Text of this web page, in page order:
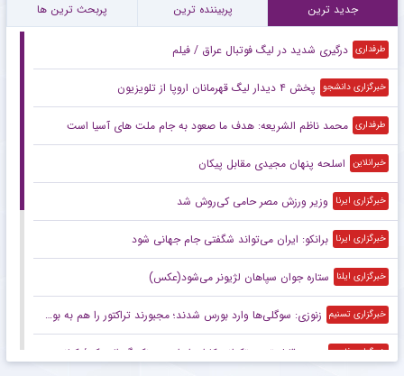
جدید ترین پربیننده ترین پربحث ترین ها
طرفداری درگیری شدید در لیگ فوتبال عراق / فیلم
خبرگزاری دانشجو پخش ۴ دیدار لیگ قهرمانان اروپا از تلویزیون
طرفداری محمد ناظم الشریعه: هدف ما صعود به جام ملت های آسیا است
خبرانلاین اسلحه پنهان مجیدی مقابل پیکان
خبرگزاری ایرنا وزیر ورزش مصر حامی کی‌روش شد
خبرگزاری ایرنا برانکو: ایران می‌تواند شگفتی جام جهانی شود
خبرگزاری ایلنا ستاره جوان سپاهان لژیونر می‌شود(عکس)
خبرگزاری تسنیم زنوزی: سوگلی‌ها وارد بورس شدند؛ مجبورند تراکتور را هم به بورس ببرند/ بدهی‌های ما کمتر از ۲ میلیارد تومان است
خبرگزاری فارس صعود قابل توجه تکواندوکاران ایران در رنکینگ المپیکی/ کیانی و میرحسینی در جمع ۲۰ تکواندوکار برتر جهان